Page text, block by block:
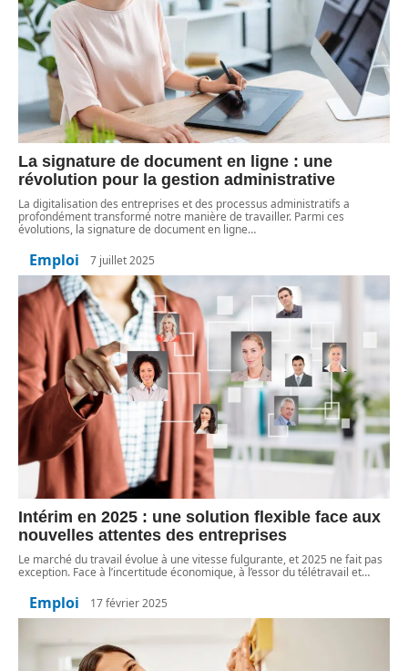
La signature de document en ligne : une
révolution pour la gestion administrative
La digitalisation des entreprises et des processus administratifs a
profondément transformé notre manière de travailler. Parmi ces
évolutions, la signature de document en ligne…
Emploi 7 juillet 2025
Intérim en 2025 : une solution flexible face aux
nouvelles attentes des entreprises
Le marché du travail évolue à une vitesse fulgurante, et 2025 ne fait pas
exception. Face à l’incertitude économique, à l’essor du télétravail et…
Emploi 17 février 2025